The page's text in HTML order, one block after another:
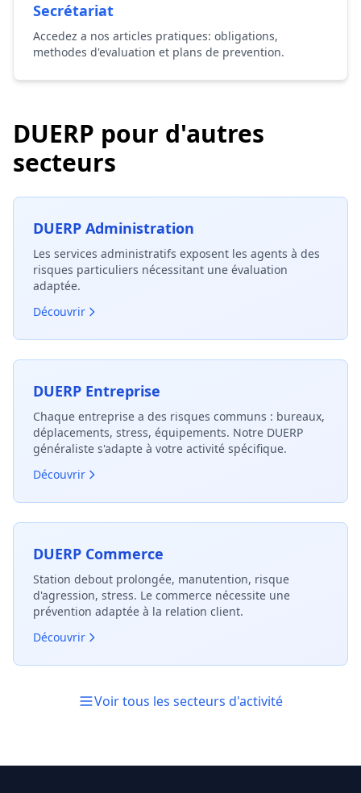
Secrétariat
Accedez a nos articles pratiques: obligations,
methodes d'evaluation et plans de prevention.
DUERP pour d'autres
secteurs
DUERP Administration
Les services administratifs exposent les agents à des
risques particuliers nécessitant une évaluation
adaptée.
Découvrir
DUERP Entreprise
Chaque entreprise a des risques communs : bureaux,
déplacements, stress, équipements. Notre DUERP
généraliste s'adapte à votre activité spécifique.
Découvrir
DUERP Commerce
Station debout prolongée, manutention, risque
d'agression, stress. Le commerce nécessite une
prévention adaptée à la relation client.
Découvrir
Voir tous les secteurs d'activité